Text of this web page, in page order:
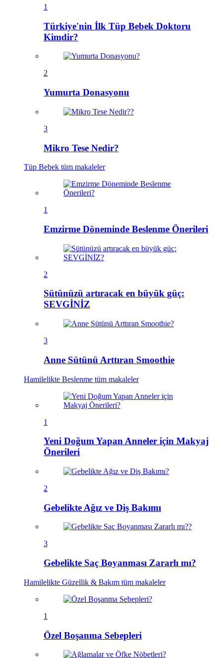
1
Türkiye'nin İlk Tüp Bebek Doktoru
Kimdir?
2
Yumurta Donasyonu
3
Mikro Tese Nedir?
Tüp Bebek tüm makaleler
1
Emzirme Döneminde Beslenme Önerileri
2
Sütünüzü artıracak en büyük güç:
SEVGİNİZ
3
Anne Sütünü Arttıran Smoothie
Hamilelikte Beslenme tüm makaleler
1
Yeni Doğum Yapan Anneler için Makyaj
Önerileri
2
Gebelikte Ağız ve Diş Bakımı
3
Gebelikte Saç Boyanması Zararlı mı?
Hamilelikte Güzellik & Bakım tüm makaleler
1
Özel Boşanma Sebepleri